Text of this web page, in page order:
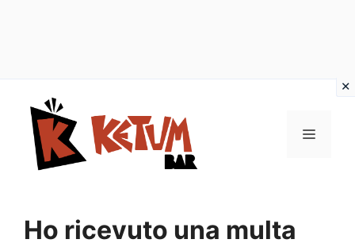
contenuto
Menu
Ho ricevuto una multa